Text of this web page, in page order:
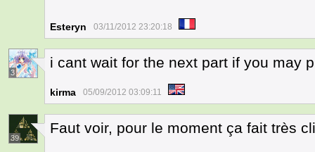
Esteryn 03/11/2012 23:20:18
3
i cant wait for the next part if you may
kirma 05/09/2012 03:09:11
39
Faut voir, pour le moment ça fait très